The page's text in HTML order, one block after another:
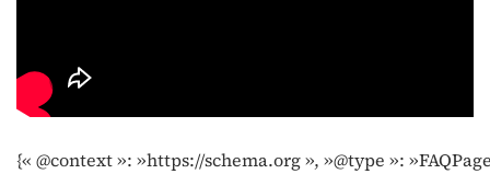
{« @context »: »https://schema.org », »@type »: